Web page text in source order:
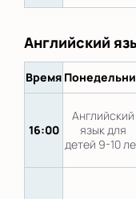
Английский
Время
16:00
Английский
язык для
детей 9-10